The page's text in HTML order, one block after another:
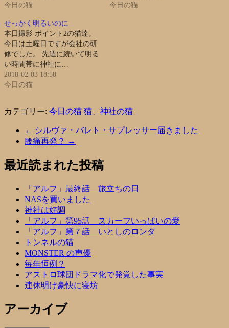
今日の猫
今日の猫
せっかく明るいのに
本日撮影 ポイント2の猫達。
今日は土曜日ですが会社の研
修でした。 先週に続いて明る
い時間帯に神社に…
2018-02-03 18:58
今日の猫
カテゴリー: 今日の猫 猫 神社の猫
← シルヴァ・バレト・サプレッサー届きました
腰痛再発？
→
最近読まれた投稿
「アルフ」最終話 旅立ちの日
NASを買いました
神社は好調
「アルフ」第95話 スカーフいっぱいの愛
「アルフ」第７話 いとしのロンダ
トンネルの猫
MONSTER の声優
毎年恒例？
アストロ球団ドラマ化で発覚した事実
連休明け豪快に寝坊
アーカイブ